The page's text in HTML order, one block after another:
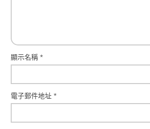
顯示名稱*
電子郵件地址*